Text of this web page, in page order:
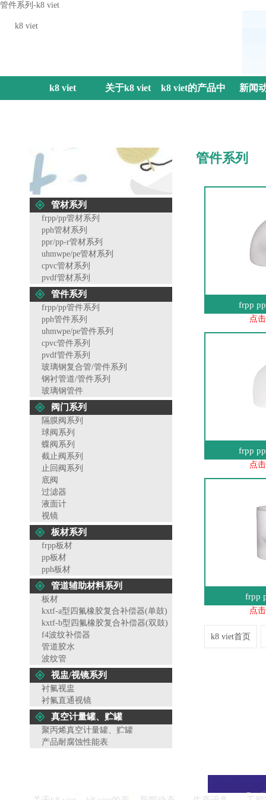
管件系列-k8 viet
k8 viet
k8 viet 关于k8 viet k8 viet的产品中 新闻
管材系列
frpp/pp管材系列
pph管材系列
ppr/pp-r管材系列
uhmwpe/pe管材系列
cpvc管材系列
pvdf管材系列
管件系列
frpp/pp管件系列
pph管件系列
uhmwpe/pe管件系列
cpvc管件系列
pvdf管件系列
玻璃钢复合管/管件系列
钢衬管道/管件系列
玻璃钢管件
阀门系列
隔膜阀系列
球阀系列
蝶阀系列
截止阀系列
止回阀系列
底阀
过滤器
液面计
视镜
板材系列
frpp板材
pp板材
pph板材
管道辅助材料系列
板材
kxtf-a型四氟橡胶复合补偿器(单鼓)
kxtf-b型四氟橡胶复合补偿器(双鼓)
f4波纹补偿器
管道胶水
波纹管
视盅/视镜系列
衬氟视盅
衬氟直通视镜
真空计量罐、贮罐
聚丙烯真空计量罐、贮罐
产品耐腐蚀性能表
管件系列
frpp
点
frpp
点
frpp
点
k8 viet首页